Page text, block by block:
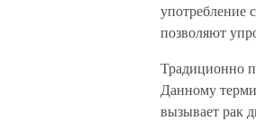
употребление
позволяют
Традиционно
Данному
вызывает рак